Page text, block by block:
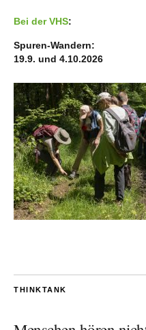
Bei der VHS:
Spuren-Wandern:
19.9. und 4.10.2026
THINKTANK